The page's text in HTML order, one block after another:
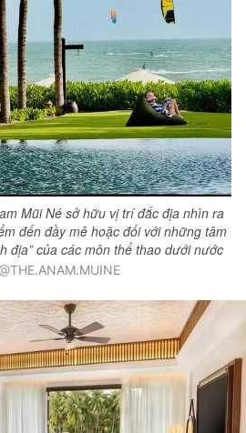
Mũi Né sở hữu vị trí đắc địa nhìn ra
đến đầy mê hoặc đối với những tâm
địa” của các môn thể thao dưới nước